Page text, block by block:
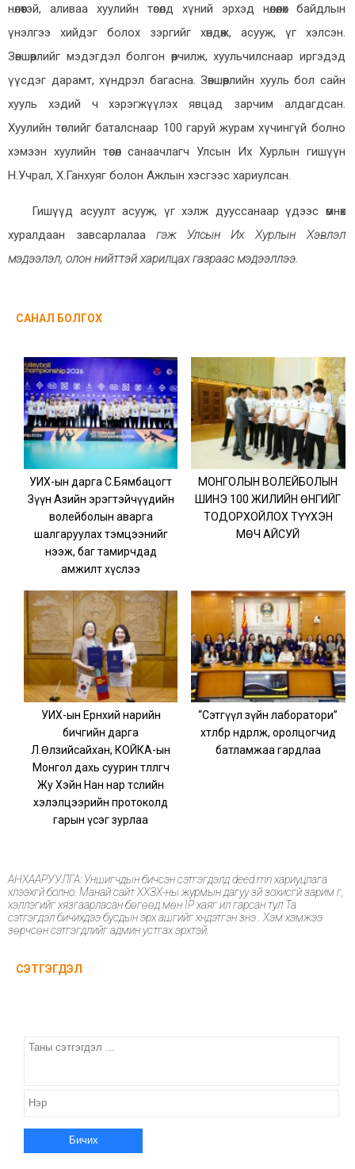
нөлөөтэй, аливаа хуулийн төсөлд хүний эрхэд нөлөөлөх байдлын
үнэлгээ хийдэг болох зэргийг хөндөж, асууж, үг хэлсэн.
Зөвшөөрлийг мэдэгдэл болгон өөрчилж, хуульчилснаар иргэдэд
үүсдэг дарамт, хүндрэл багасна. Зөвшөөрлийн хууль бол сайн
хууль хэдий ч хэрэгжүүлэх явцад зарчим алдагдсан.
Хуулийн төслийг баталснаар 100 гаруй журам хүчингүй болно
хэмээн хуулийн төсөл санаачлагч Улсын Их Хурлын гишүүн
Н.Учрал, Х.Ганхуяг болон Ажлын хэсгээс хариулсан.
Гишүүд асуулт асууж, үг хэлж дууссанаар үдээс өмнөх
хуралдаан завсарлалаагэж Улсын Их Хурлын Хэвлэл
мэдээлэл, олон нийттэй харилцах газраас мэдээллээ.
САНАЛ БОЛГОХ
УИХ-ын дарга С.Бямбацогт
Зүүн Азийн эрэгтэйчүүдийн
волейболын аварга
шалгаруулах тэмцээнийг
нээж, баг тамирчдад
амжилт хүслээ
МОНГОЛЫН ВОЛЕЙБОЛЫН
ШИНЭ 100 ЖИЛИЙН ӨНГИЙГ
ТОДОРХОЙЛОХ ТҮҮХЭН
МӨЧ АЙСУЙ
УИХ-ын Ерөнхий нарийн
бичгийн дарга
Л.Өлзийсайхан, КОЙКА-ын
Монгол дахь суурин төлөөлөгч
Жу Хэйн Нан нар төслийн
хэлэлцээрийн протоколд
гарын үсэг зурлаа
“Сэтгүүл зүйн лаборатори”
хөтөлбөр өндөрлөж, оролцогчид
батламжаа гардлаа
АНХААРУУЛГА: Уншигчдын бичсэн сэтгэгдэлд deed.mn хариуцлага
хүлээхгүй болно. Манай сайт ХХЗХ-ны журмын дагуу зүй зохисгүй зарим үг,
хэллэгийг хязгаарласан бөгөөд мөн IP хаяг ил гарсан тул Та
сэтгэгдэл бичихдээ бусдын эрх ашгийг хүндэтгэн үзнэ үү. Хэм хэмжээ
зөрчсөн сэтгэгдлийг админ устгах эрхтэй.
СЭТГЭГДЭЛ